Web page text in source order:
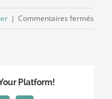
| Commentaires fermés
Platform!